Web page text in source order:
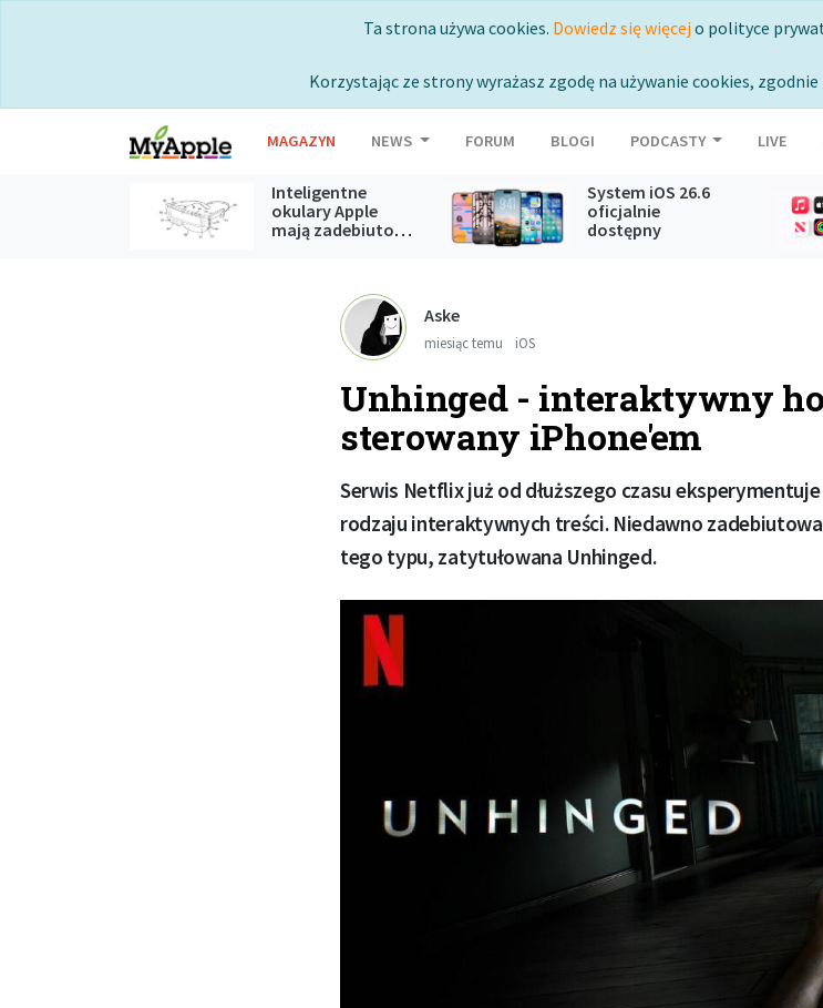
Ta strona używa cookies. Dowiedz się więcej o polityce
Korzystając ze strony wyrażasz zgodę na używanie cookies,
MAGAZYN NEWS FORUM BLOGI PODCASTY LIVE
Inteligentne
okulary Apple
mają zadebiutować podczas
WWDC 2027
System iOS 26.6
oficjalnie
dostępny
Aske
miesiąc temu iOS
Unhinged - interaktywny
sterowany iPhone'em
Serwis Netflix już od dłuższego czasu
rodzaju interaktywnych treści. Niedawno
tego typu, zatytułowana Unhinged.